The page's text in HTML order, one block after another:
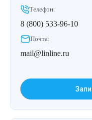
Телефон:
8 (800) 533-96-10
Почта:
mail@linline.ru